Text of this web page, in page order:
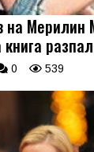
на Мерилин
0 539